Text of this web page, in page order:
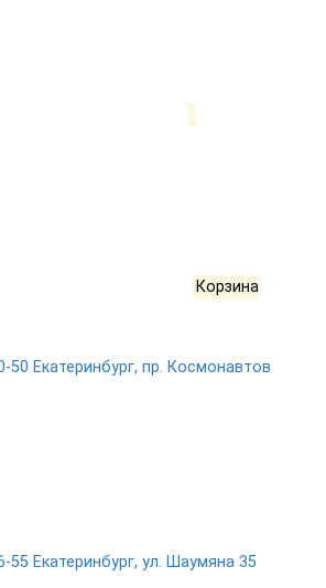
Корзина
50 Екатеринбург, пр. Космонавтов
55 Екатеринбург, ул. Шаумяна 35